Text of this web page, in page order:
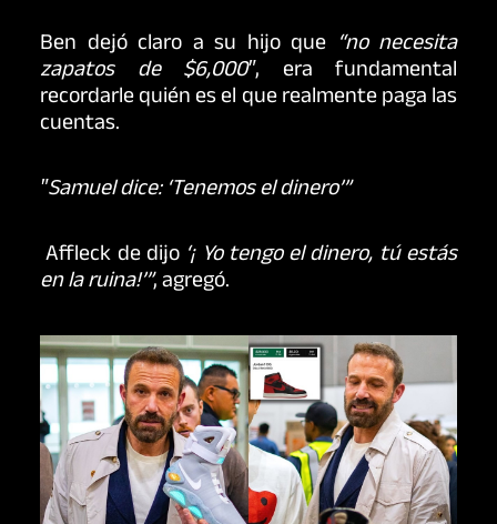
Ben dejó claro a su hijo que “no necesita
zapatos de $6,000″, era fundamental
recordarle quién es el que realmente paga las
cuentas.
″Samuel dice: ‘Tenemos el dinero’”
Affleck de dijo‘¡ Yo tengo el dinero, tú estás
en la ruina!’”, agregó.